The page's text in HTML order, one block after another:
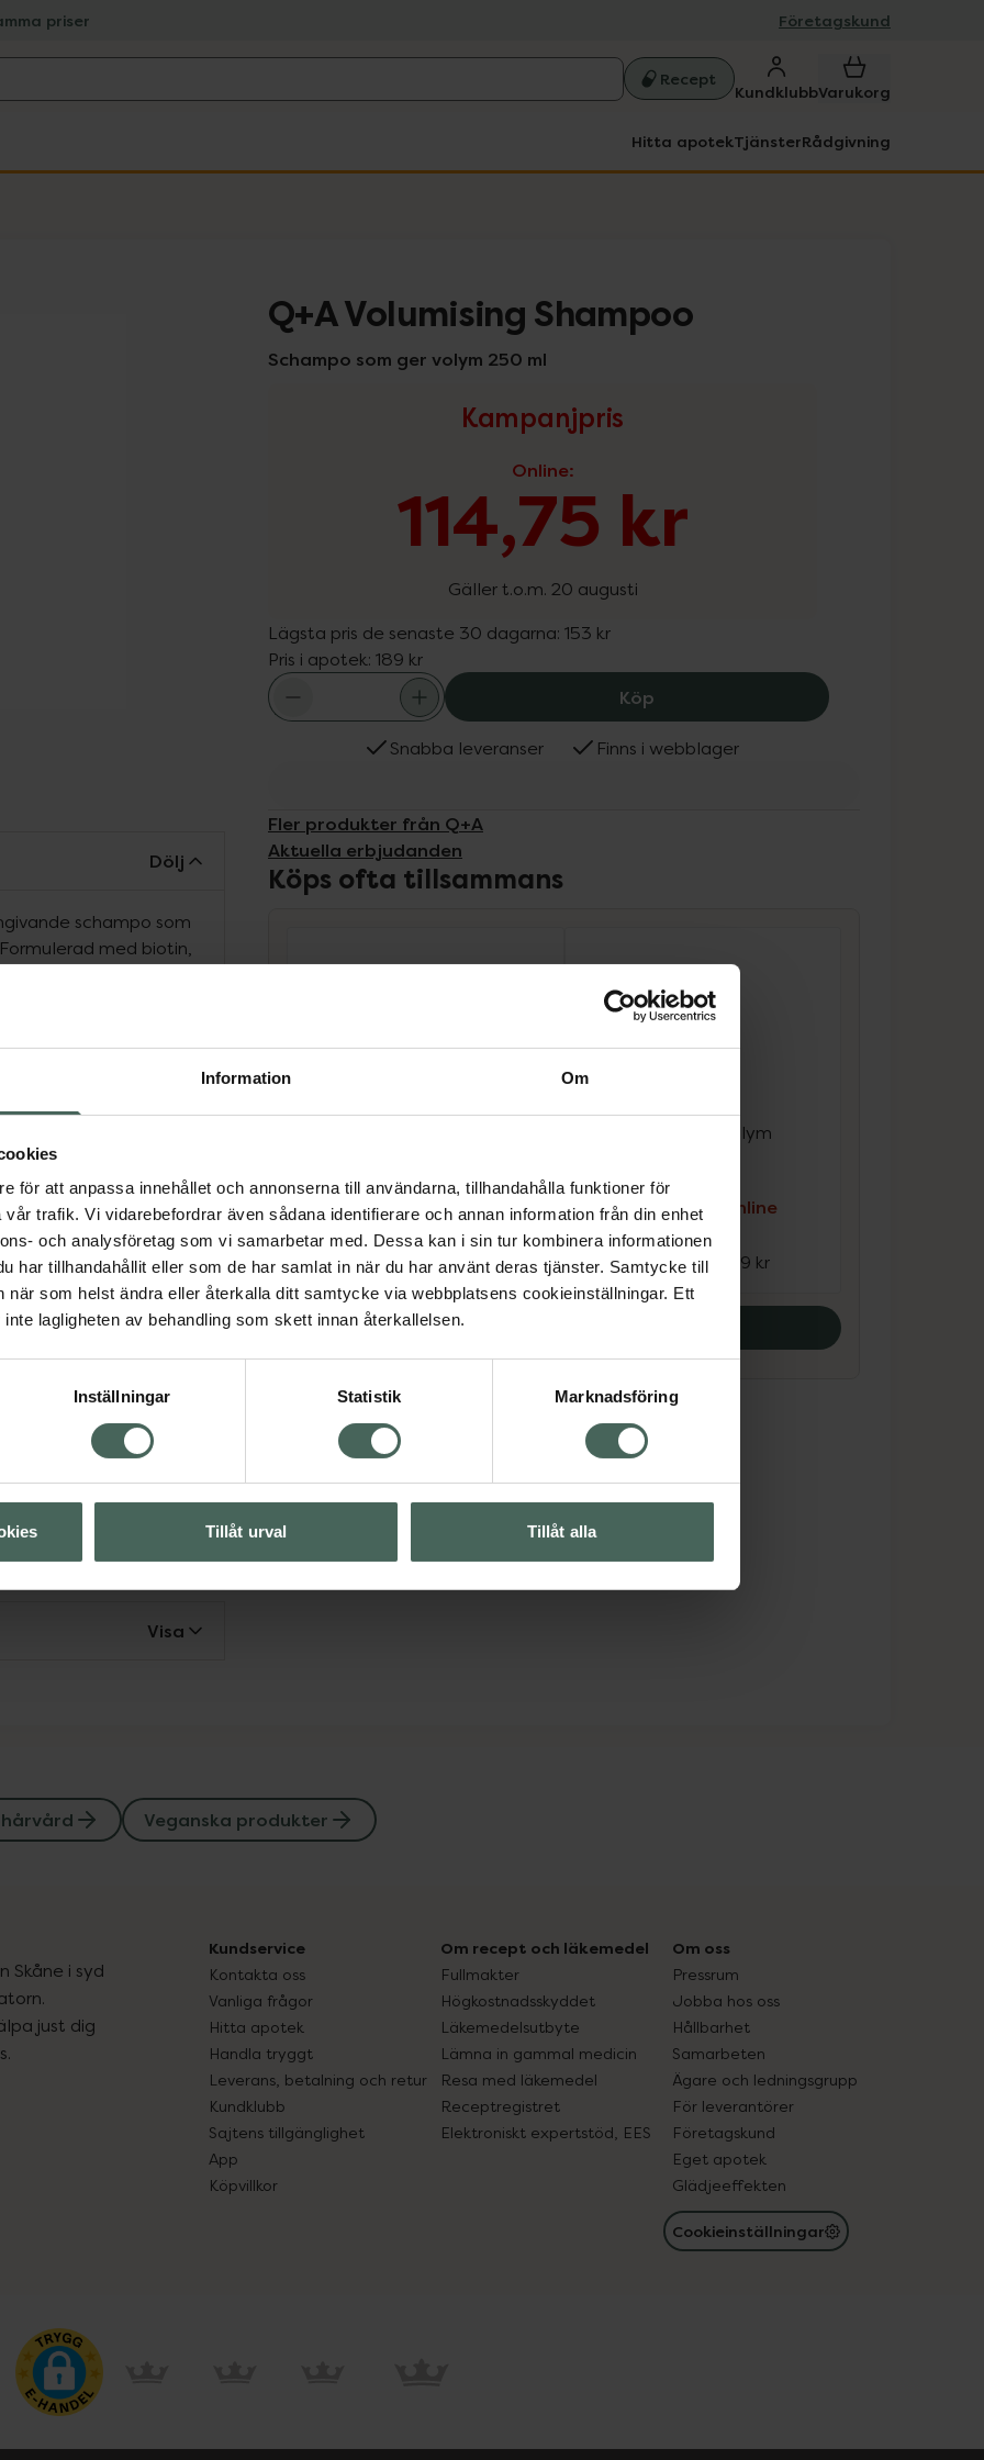
Information Om
för att anpassa innehållet och annonserna till användarna, tillhandahålla funktioner för
trafik. Vi vidarebefordrar även sådana identifierare och annan information från din enhet
och analysföretag som vi samarbetar med. Dessa kan i sin tur kombinera informationen
har tillhandahållit eller som de har samlat in när du har använt deras tjänster. Samtycke till
när som helst ändra eller återkalla ditt samtycke via webbplatsens cookieinställningar. Ett
lagligheten av behandling som skett innan återkallelsen.
Inställningar Statistik Marknadsföring
Tillåt urval Tillåt alla
priser Företagskund
Recept
KundklubbVarukorg
Hitta apotekTjänsterRådgivning
Q+A Volumising Shampoo
Schampo som ger volym 250 ml
Kampanjpris
Online:
114,75 kr
Gäller t.o.m. 20 augusti
Lägsta pris de senaste 30 dagarna: 153 kr
Pris i apotek: 189 kr
Köp Q+A Volumising Shampoo, 114.75 kr.
Snabba leveranser Finns i webblager
Fler produkter från Q+A
Aktuella erbjudanden
Köps ofta tillsammans
Kampanjpris online
114,75 kr
Tidigare pris:153 kr
Q+A Volumising
Balsam som ger volym
Kampanjpris online
119,25 kr
Tidigare pris: 159 kr
Köp båda för:
Dölj
schampo som
med biotin,
volym, textur, samt
har reparerande
och tillsammans
och mjukare textur
produktionen av
och naglar samt hår.
struktur och reparera
Tillförseln av
och
mot skador.
hår. 95,7% naturliga
silikon.
produkter
Visa
Visa
Veganska produkter
Skåne i syd
just dig
Kundservice
Kontakta oss
Vanliga frågor
Hitta apotek
Handla tryggt
Leverans, betalning och retur
Kundklubb
Sajtens tillgänglighet
App
Köpvillkor
Om recept och läkemedel
Fullmakter
Högkostnadsskyddet
Läkemedelsutbyte
Lämna in gammal medicin
Resa med läkemedel
Receptregistret
Elektroniskt expertstöd, EES
Om oss
Pressrum
Jobba hos oss
Hållbarhet
Samarbeten
Ägare och ledningsgrupp
För leverantörer
Företagskund
Eget apotek
Glädjeeffekten
Cookieinställningar